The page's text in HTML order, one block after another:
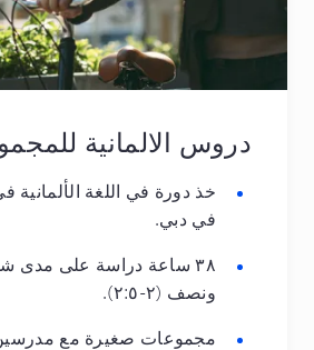
دروس الالمانية
خذ دورة في اللغة
في دبي.
٣٨ ساعة دراسة على مدى
ونصف (٢-٢:٥).
مجموعات صغيرة مع